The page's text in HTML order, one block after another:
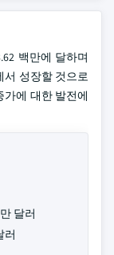
백만에 달하며
서 성장할 것으로
에 대한 발전에
달러
러